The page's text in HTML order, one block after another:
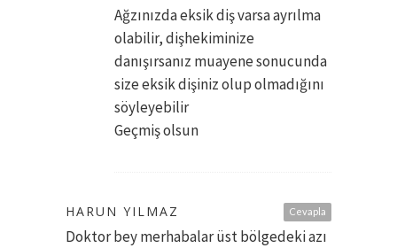
Ağzınızda eksik diş varsa ayrılma
olabilir, dişhekiminize
danışırsanız muayene sonucunda
size eksik dişiniz olup olmadığını
söyleyebilir
Geçmiş olsun
Cevapla
HARUN YILMAZ
Doktor bey merhabalar üst bölgedeki azı